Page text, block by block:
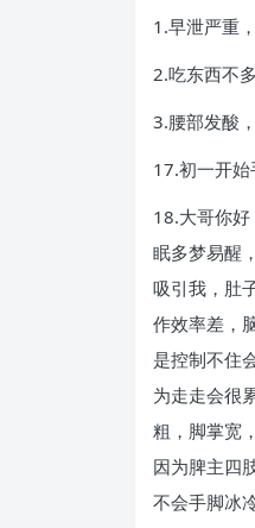
1.早泄严重
2.吃东西不
3.腰部发酸
17.初一开始
18.大哥你
眠多梦易醒
吸引我，肚
作效率差，
是控制不住
为走走会很
粗，脚掌宽
因为脾主四
不会手脚冰